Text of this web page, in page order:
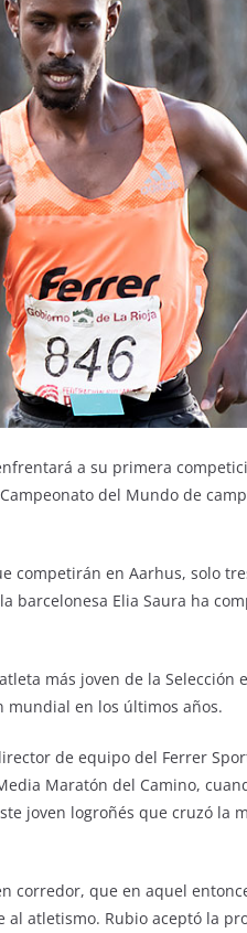
a su primera
del Mundo de
competirán en Aarhus, solo
barcelonesa Elia Saura ha
más joven de la Selección
mundial en los últimos años.
de equipo del Ferrer
Maratón del Camino,
joven logroñés que cruzó la
corredor, que en aquel
atletismo. Rubio aceptó la